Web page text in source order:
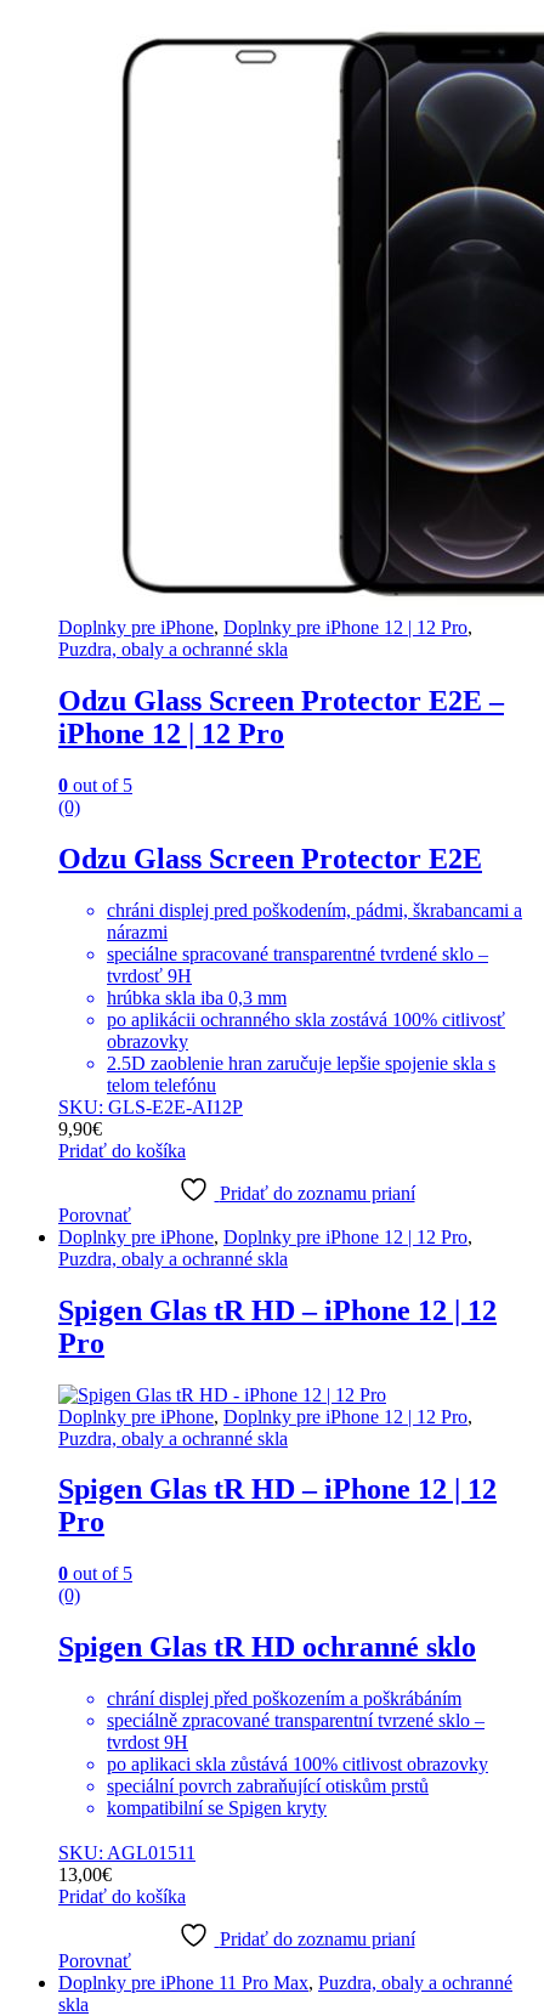
Doplnky pre iPhone, Doplnky pre iPhone 12 | 12 Pro,
Puzdra, obaly a ochranné skla
Odzu Glass Screen Protector E2E –
iPhone 12 | 12 Pro
0 out of 5
(0)
Odzu Glass Screen Protector E2E
chráni displej pred poškodením, pádmi, škrabancami a
nárazmi
speciálne spracované transparentné tvrdené sklo –
tvrdosť 9H
hrúbka skla iba 0,3 mm
po aplikácii ochranného skla zostává 100% citlivosť
obrazovky
2.5D zaoblenie hran zaručuje lepšie spojenie skla s
telom telefónu
SKU: GLS-E2E-AI12P
9,90€
Pridať do košíka
Pridať do zoznamu prianí
Porovnať
Doplnky pre iPhone, Doplnky pre iPhone 12 | 12 Pro,
Puzdra, obaly a ochranné skla
Spigen Glas tR HD – iPhone 12 | 12
Pro
Doplnky pre iPhone, Doplnky pre iPhone 12 | 12 Pro,
Puzdra, obaly a ochranné skla
Spigen Glas tR HD – iPhone 12 | 12
Pro
0 out of 5
(0)
Spigen Glas tR HD ochranné sklo
chrání displej před poškozením a poškrábáním
speciálně zpracované transparentní tvrzené sklo –
tvrdost 9H
po aplikaci skla zůstává 100% citlivost obrazovky
speciální povrch zabraňující otiskům prstů
kompatibilní se Spigen kryty
SKU: AGL01511
13,00€
Pridať do košíka
Pridať do zoznamu prianí
Porovnať
Doplnky pre iPhone 11 Pro Max, Puzdra, obaly a ochranné
skla